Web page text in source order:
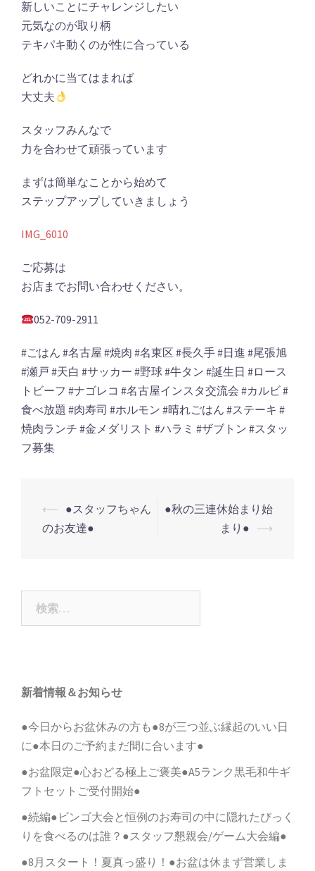
新しいことにチャレンジしたい
元気なのが取り柄
テキパキ動くのが性に合っている
どれかに当てはまれば
大丈夫
スタッフみんなで
力を合わせて頑張っています
まずは簡単なことから始めて
ステップアップしていきましょう
IMG_6010
ご応募は
お店までお問い合わせください。
052-709-2911
#ごはん #名古屋 #焼肉 #名東区 #長久手 #日進 #尾張旭
#瀬戸 #天白 #サッカー #野球 #牛タン #誕生日 #ロース
トビーフ #ナゴレコ #名古屋インスタ交流会 #カルビ #
食べ放題 #肉寿司 #ホルモン #晴れごはん #ステーキ #
焼肉ランチ #金メダリスト #ハラミ #ザブトン #スタッ
フ募集
投
稿
ゲ
ー
⟵ ●スタッフちゃん
のお友達●
●秋の三連休始まり始
まり● ⟶
新着情報＆お知らせ
●今日からお盆休みの方も●8が三つ並ぶ縁起のいい日
に●本日のご予約まだ間に合います●
●お盆限定●心おどる極上ご褒美●A5ランク黒毛和牛ギ
フトセットご受付開始●
●続編●ビンゴ大会と恒例のお寿司の中に隠れたびっく
りを食べるのは誰？●スタッフ懇親会/ゲーム大会編●
●8月スタート！夏真っ盛り！●お盆は休まず営業しま